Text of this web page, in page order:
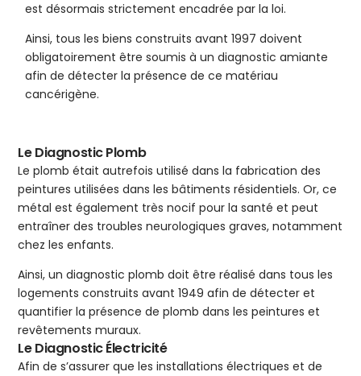
est désormais strictement encadrée par la loi.
Ainsi, tous les biens construits avant 1997 doivent
obligatoirement être soumis à un diagnostic amiante
afin de détecter la présence de ce matériau
cancérigène.
Le Diagnostic Plomb
Le plomb était autrefois utilisé dans la fabrication des
peintures utilisées dans les bâtiments résidentiels. Or, ce
métal est également très nocif pour la santé et peut
entraîner des troubles neurologiques graves, notamment
chez les enfants.
Ainsi, un diagnostic plomb doit être réalisé dans tous les
logements construits avant 1949 afin de détecter et
quantifier la présence de plomb dans les peintures et
revêtements muraux.
Le Diagnostic Électricité
Afin de s’assurer que les installations électriques et de